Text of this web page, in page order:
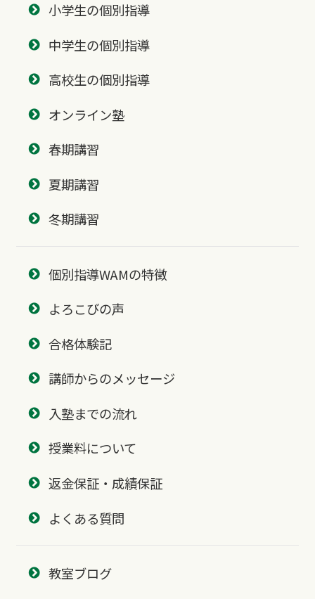
小学生の個別指導
中学生の個別指導
高校生の個別指導
オンライン塾
春期講習
夏期講習
冬期講習
個別指導WAMの特徴
よろこびの声
合格体験記
講師からのメッセージ
入塾までの流れ
授業料について
返金保証・成績保証
よくある質問
教室ブログ